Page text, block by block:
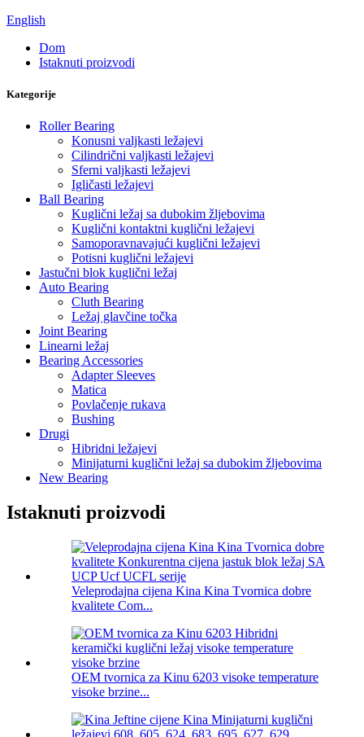
English
Dom
Istaknuti proizvodi
Kategorije
Roller Bearing
Konusni valjkasti ležajevi
Cilindrični valjkasti ležajevi
Sferni valjkasti ležajevi
Igličasti ležajevi
Ball Bearing
Kuglični ležaj sa dubokim žljebovima
Kuglični kontaktni kuglični ležajevi
Samoporavnavajući kuglični ležajevi
Potisni kuglični ležajevi
Jastučni blok kuglični ležaj
Auto Bearing
Cluth Bearing
Ležaj glavčine točka
Joint Bearing
Linearni ležaj
Bearing Accessories
Adapter Sleeves
Matica
Povlačenje rukava
Bushing
Drugi
Hibridni ležajevi
Minijaturni kuglični ležaj sa dubokim žljebovima
New Bearing
Istaknuti proizvodi
Veleprodajna cijena Kina Kina Tvornica dobre
kvalitete Com...
OEM tvornica za Kinu 6203 visoke temperature
visoke brzine...